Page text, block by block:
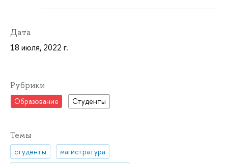
Дата
18 июля, 2022 г.
Рубрики
Образование Студенты
Темы
студенты
магистратура